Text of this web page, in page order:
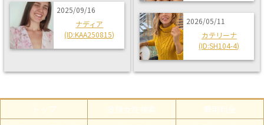
2025/09/16
ナディア
(ID:KAA250815)
2026/05/11
カテリーナ
(ID:SH104-4)
トップ 登録女性検索
費用料金